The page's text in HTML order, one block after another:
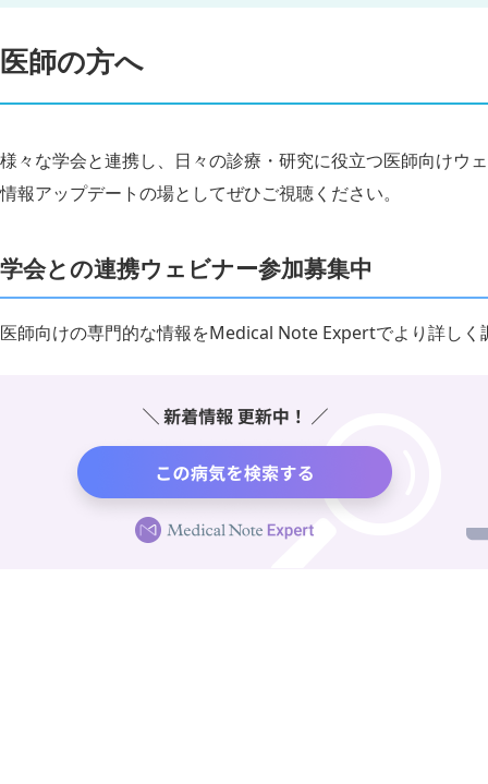
医師の方へ
様々な学会と連携し、日々の診療・研究に役立つ医師向けウ
情報アップデートの場としてぜひご視聴ください。
学会との連携ウェビナー参加募集中
医師向けの専門的な情報をMedical Note Expertでより詳しく